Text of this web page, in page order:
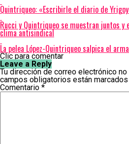
Quintriqueo: «Escribirle el diario de
Rucci y Quintriqueo se muestran juntos y
clima antisindical
La pelea López-Quintriqueo salpica el
Clic para comentar
Leave a Reply
Tu dirección de correo electrónico no
campos obligatorios están
Comentario *